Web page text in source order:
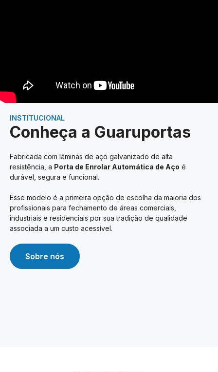
INSTITUCIONAL
Conheça a Guaruportas
Fabricada com lâminas de aço galvanizado de alta
resistência, a Porta de Enrolar Automática de Aço é
durável, segura e funcional.
Esse modelo é a primeira opção de escolha da maioria dos
profissionais para fechamento de áreas comerciais,
industriais e residenciais por sua tradição de qualidade
associada a um custo acessível.
Sobre nós